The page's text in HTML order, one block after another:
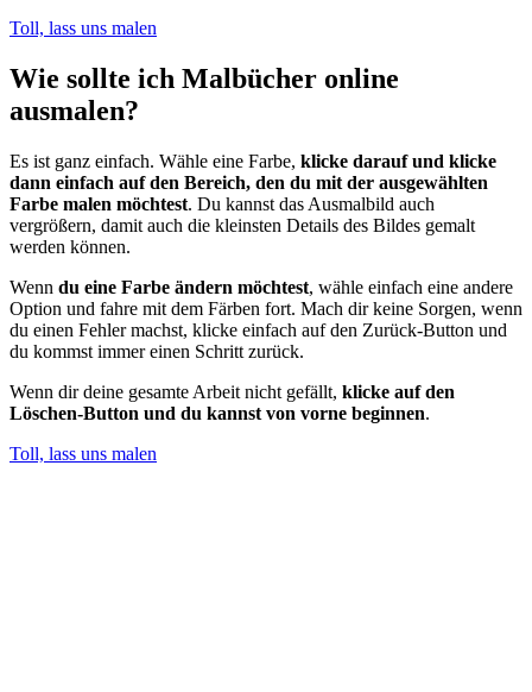
Toll, lass uns malen
Wie sollte ich Malbücher online
ausmalen?
Es ist ganz einfach. Wähle eine Farbe, klicke darauf und klicke
dann einfach auf den Bereich, den du mit der ausgewählten
Farbe malen möchtest. Du kannst das Ausmalbild auch
vergrößern, damit auch die kleinsten Details des Bildes gemalt
werden können.
Wenn du eine Farbe ändern möchtest, wähle einfach eine andere
Option und fahre mit dem Färben fort. Mach dir keine Sorgen, wenn
du einen Fehler machst, klicke einfach auf den Zurück-Button und
du kommst immer einen Schritt zurück.
Wenn dir deine gesamte Arbeit nicht gefällt, klicke auf den
Löschen-Button und du kannst von vorne beginnen.
Toll, lass uns malen